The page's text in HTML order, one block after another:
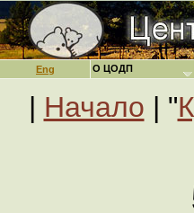
Eng
| Начало | "
О ЦОДП